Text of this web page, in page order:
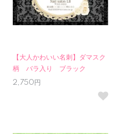
【大人かわいい名刺】ダマスク
柄 バラ入り ブラック
2,750円